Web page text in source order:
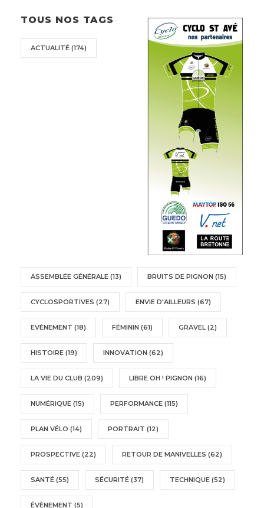
TOUS NOS TAGS
ACTUALITÉ (174)
ASSEMBLÉE GÉNÉRALE (13) BRUITS DE PIGNON (15)
CYCLOSPORTIVES (27) ENVIE D'AILLEURS (67)
EVÉNEMENT (18) FÉMININ (61) GRAVEL (2)
HISTOIRE (19) INNOVATION (62)
LA VIE DU CLUB (209) LIBRE OH ! PIGNON (16)
NUMÉRIQUE (15) PERFORMANCE (115)
PLAN VÉLO (14) PORTRAIT (12)
PROSPECTIVE (22) RETOUR DE MANIVELLES (62)
SANTÉ (55) SÉCURITÉ (37) TECHNIQUE (52)
ÉVÈNEMENT (5)